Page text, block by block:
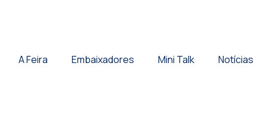
A Feira Embaixadores Mini Talk Notícias